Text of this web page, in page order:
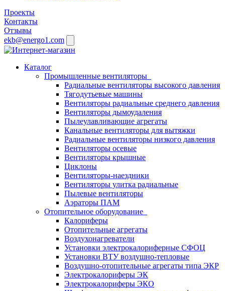
Проекты
Контакты
Отзывы
ekb@energo1.com
Каталог
Промышленные вентиляторы
Радиальные вентиляторы высокого давления
Тягодутьевые машины
Вентиляторы радиальные среднего давления
Вентиляторы дымоудаления
Пылеулавливающие агрегаты
Канальные вентиляторы для вытяжки
Радиальные вентиляторы низкого давления
Вентиляторы осевые
Вентиляторы крышные
Циклоны
Вентиляторы-наездники
Вентиляторы улитка радиальные
Пылевые вентиляторы
Аэраторы ПАМ
Отопительное оборудование
Калориферы
Отопительные агрегаты
Воздухонагреватели
Установки электрокалориферные СФОЦ
Установки ВТУ воздушно-тепловые
Воздушно-отопительные агрегаты типа ЭКР
Электрокалориферы ЭК
Электрокалориферы ЭКО